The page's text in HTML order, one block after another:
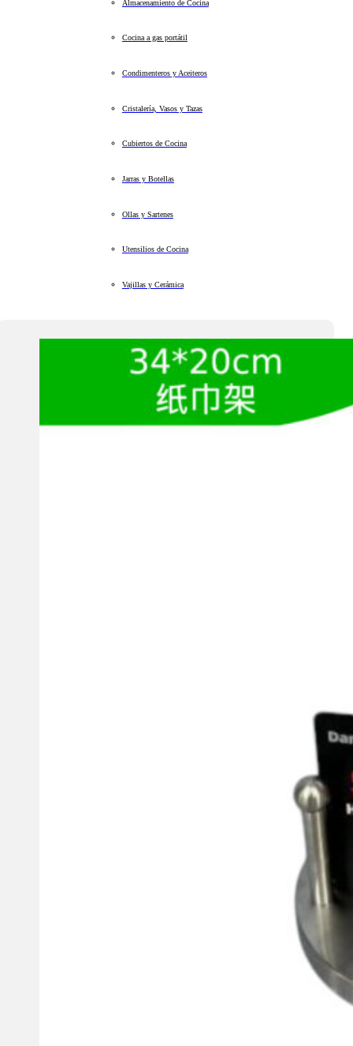
Almacenamiento de Cocina
Cocina a gas portátil
Condimenteros y Aceiteros
Cristalería, Vasos y Tazas
Cubiertos de Cocina
Jarras y Botellas
Ollas y Sartenes
Utensilios de Cocina
Vajillas y Cerámica